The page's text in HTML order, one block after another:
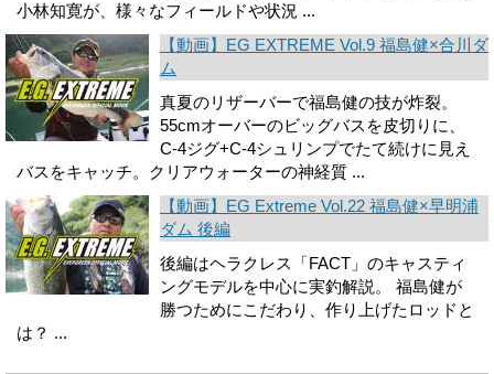
小林知寛が、様々なフィ­ールドや状況 ...
【動画】EG EXTREME Vol.9 福島健×合川ダ
ム
真夏のリザーバーで福島健の技が炸裂。
55cmオーバーのビッグバスを皮切りに、
C-4ジグ+C-4シュリンプでたて続けに見え
バスをキャッチ。クリアウォーターの神経質 ...
【動画】EG Extreme Vol.22 福島健×早明浦
ダム 後編
後編はヘラクレス「FACT」のキャスティ
ングモデルを中心に実釣解説。 福島健が
勝つためにこだわり、作り上げたロッドと
は？ ...